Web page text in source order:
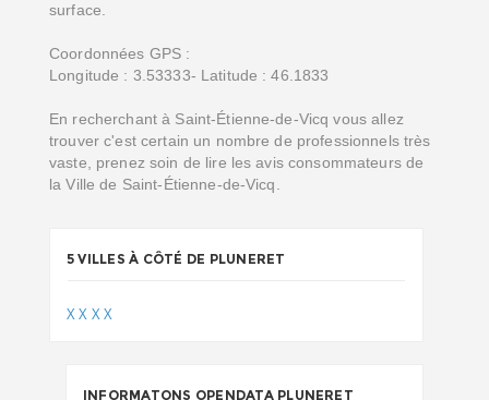
surface.
Coordonnées GPS :
Longitude : 3.53333- Latitude : 46.1833
En recherchant à Saint-Étienne-de-Vicq vous allez
trouver c'est certain un nombre de professionnels très
vaste, prenez soin de lire les avis consommateurs de
la Ville de Saint-Étienne-de-Vicq.
5 VILLES À CÔTÉ DE PLUNERET
XX XX
INFORMATONS OPENDATA PLUNERET